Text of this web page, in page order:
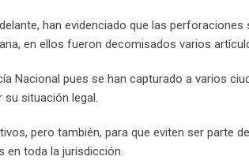
han evidenciado que las
en ellos fueron decomisados varios
Nacional pues se han capturado a varios
situación legal.
pero también, para que eviten ser parte
en toda la jurisdicción.